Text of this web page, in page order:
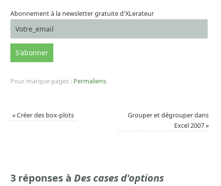
Abonnement à la newsletter gratuite d'XLerateur
Pour marque-pages : Permaliens.
«Créer des box-plots
Grouper et dégrouper dans
Excel 2007»
3 réponses à Des cases d'options